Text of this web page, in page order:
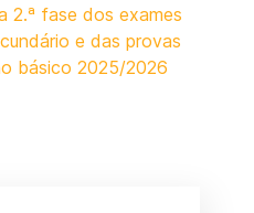
2.ª fase dos exames
e das provas
básico 2025/2026